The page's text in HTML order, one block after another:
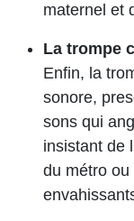
maternel et
La trompe
Enfin, la
sonore,
sons qui
insistant de
du métro ou